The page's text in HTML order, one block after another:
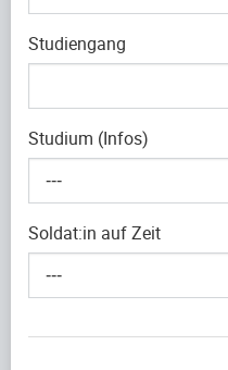
Studiengang
Studium (Infos)
---
Soldat:in auf Zeit
---